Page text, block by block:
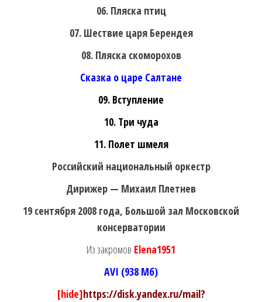
06. Пляска птиц
07. Шествие царя Берендея
08. Пляска скоморохов
Сказка о царе Салтане
09. Вступление
10. Три чуда
11. Полет шмеля
Российский национальный оркестр
Дирижер — Михаил Плетнев
19 сентября 2008 года, Большой зал Московской
консерватории
Из закромов Elena1951
AVI (938 Мб)
[hide]https://disk.yandex.ru/mail?